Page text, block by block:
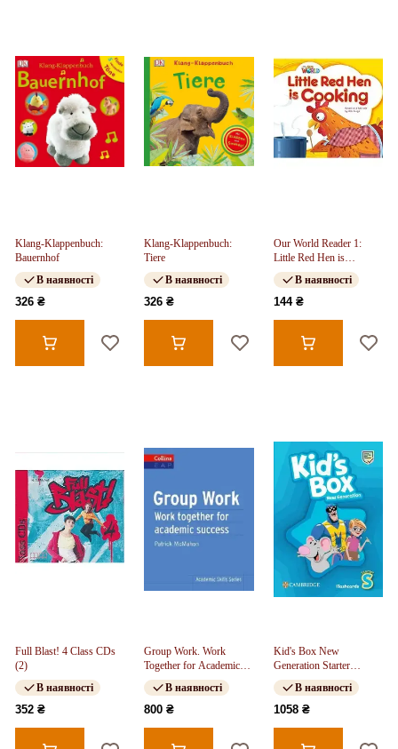
Klang-Klappenbuch:
Bauernhof
В наявності
326 ₴
Klang-Klappenbuch:
Tiere
В наявності
326 ₴
Our World Reader 1:
Little Red Hen is
Cooking
В наявності
144 ₴
Full Blast! 4 Class CDs
(2)
В наявності
352 ₴
Group Work. Work
Together for Academic
Success
В наявності
800 ₴
Kid's Box New
Generation Starter
Flashcards (pack of 78)
В наявності
1058 ₴